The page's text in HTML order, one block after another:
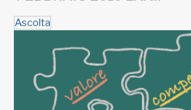
Ascolta